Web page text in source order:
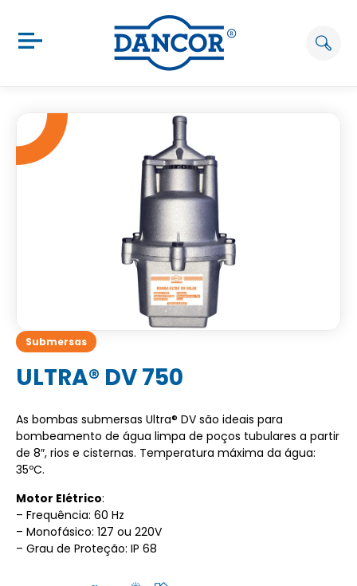
Submersas
ULTRA® DV 750
As bombas submersas Ultra® DV são ideais para
bombeamento de água limpa de poços tubulares a partir
de 8″, rios e cisternas. Temperatura máxima da água:
35ºC.
Motor Elétrico:
– Frequência: 60 Hz
– Monofásico: 127 ou 220V
– Grau de Proteção: IP 68